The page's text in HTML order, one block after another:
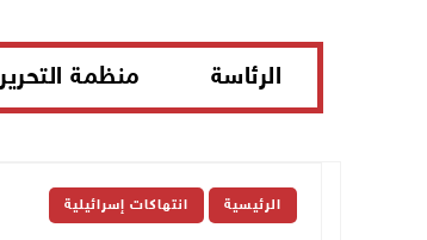
الرئاسة منظمة التحرير
الرئيسية انتهاكات إسرائيلية